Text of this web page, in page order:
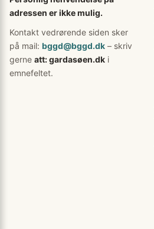
adressen er ikke mulig.
Kontakt vedrørende siden sker
på mail: bggd@bggd.dk – skriv
gerne att: gardasøen.dk i
emnefeltet.